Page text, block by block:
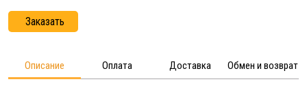
Заказать
Описание Оплата Доставка Обмен и возврат